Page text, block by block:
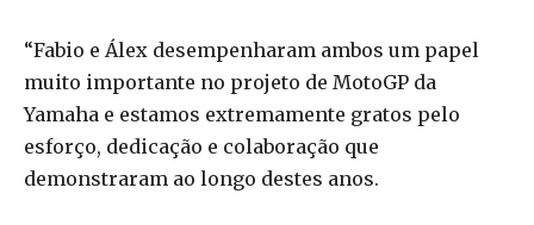
“Fabio e Álex desempenharam ambos um papel
muito importante no projeto de MotoGP da
Yamaha e estamos extremamente gratos pelo
esforço, dedicação e colaboração que
demonstraram ao longo destes anos.